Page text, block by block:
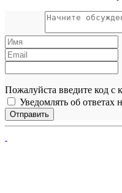
Пожалуйста введите код с
Уведомлять об ответах